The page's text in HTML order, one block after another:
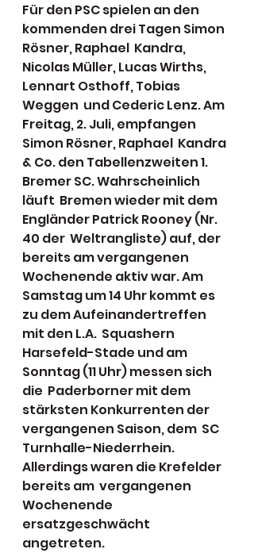
Für den PSC spielen an den
kommenden drei Tagen Simon
Rösner, Raphael  Kandra,
Nicolas Müller, Lucas Wirths,
Lennart Osthoff, Tobias
Weggen  und Cederic Lenz. Am
Freitag, 2. Juli, empfangen
Simon Rösner, Raphael  Kandra
& Co. den Tabellenzweiten 1.
Bremer SC. Wahrscheinlich
läuft  Bremen wieder mit dem
Engländer Patrick Rooney (Nr.
40 der  Weltrangliste) auf, der
bereits am vergangenen
Wochenende aktiv war. Am
Samstag um 14 Uhr kommt es
zu dem Aufeinandertreffen
mit den L.A.  Squashern
Harsefeld-Stade und am
Sonntag (11 Uhr) messen sich
die  Paderborner mit dem
stärksten Konkurrenten der
vergangenen Saison, dem  SC
Turnhalle-Niederrhein.
Allerdings waren die Krefelder
bereits am  vergangenen
Wochenende
ersatzgeschwächt
angetreten.